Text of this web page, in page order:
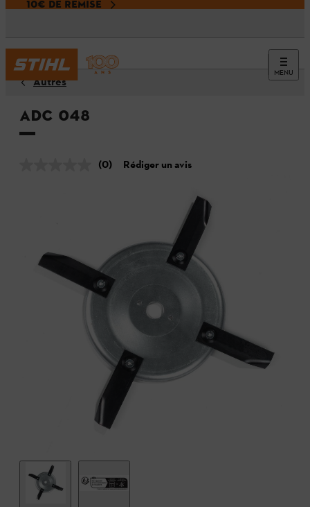
10€ DE REMISE
MENU
Autres
ADC 048
(0) Rédiger un avis